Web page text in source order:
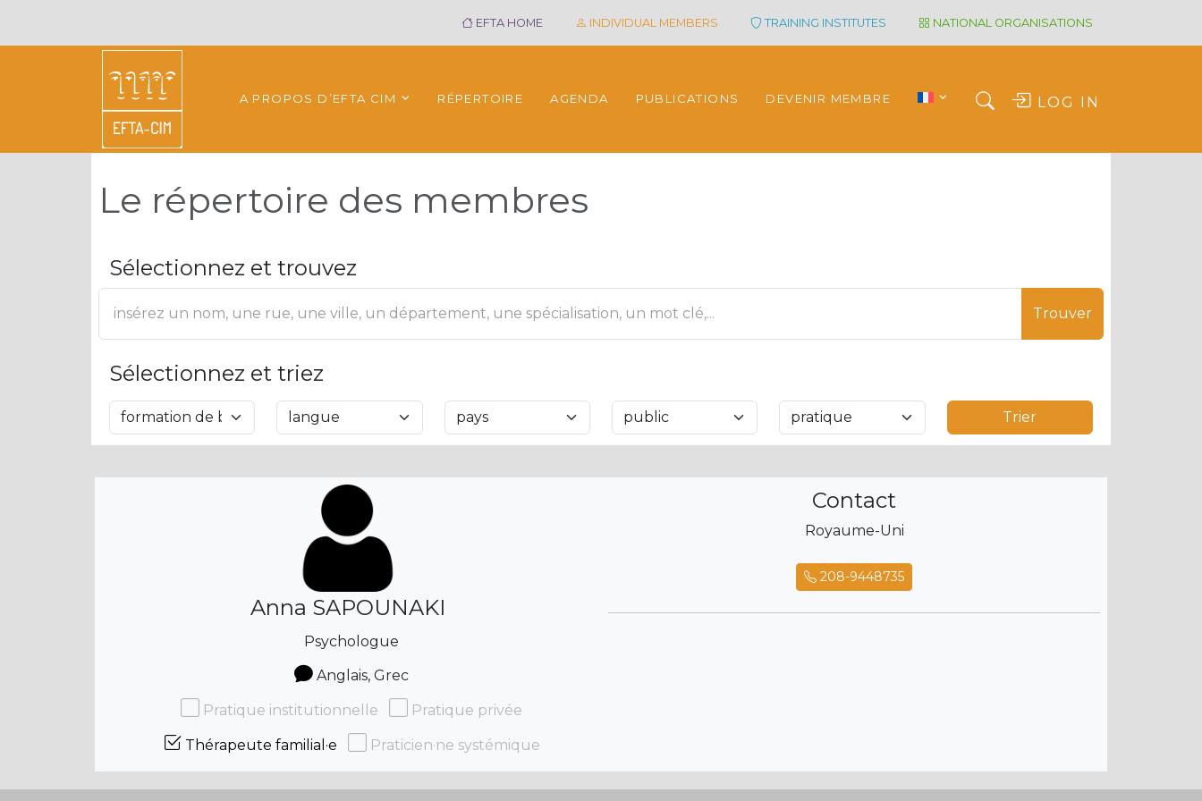
EFTA HOME INDIVIDUAL MEMBERS TRAINING INSTITUTES NATIONAL ORGANISATIONS
A PROPOS D’EFTA CIM RÉPERTOIRE AGENDA PUBLICATIONS DEVENIR MEMBRE LOG IN
Le répertoire des membres
Sélectionnez et trouvez
Trouver
Sélectionnez et triez
Trier
Anna SAPOUNAKI
Psychologue
Anglais, Grec
Pratique institutionnelle Pratique privée
Thérapeute familial·e Praticien·ne systémique
Contact
Royaume-Uni
208-9448735